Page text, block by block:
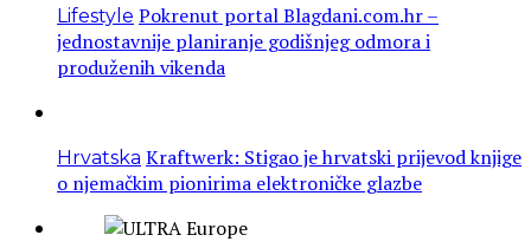
Lifestyle Pokrenut portal Blagdani.com.hr –
jednostavnije planiranje godišnjeg odmora i
produženih vikenda
Hrvatska Kraftwerk: Stigao je hrvatski prijevod knjige
o njemačkim pionirima elektroničke glazbe